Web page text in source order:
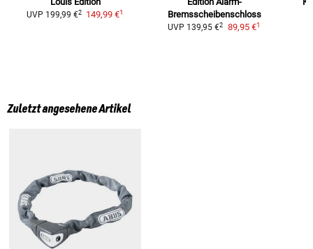
UVP 199,99 €2 149,99 €1
Bremsscheibenschloss
UVP 139,95 €2 89,95 €1
Zuletzt angesehene Artikel